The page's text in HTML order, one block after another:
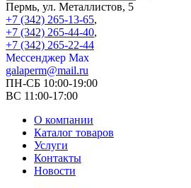
Пермь, ул. Металлистов, 5
+7 (342) 265-13-65,
+7 (342) 265-44-40,
+7 (342) 265-22-44
Мессенджер Мах
galaperm@mail.ru
ПН-СБ 10:00-19:00
ВС 11:00-17:00
О компании
Каталог товаров
Услуги
Контакты
Новости